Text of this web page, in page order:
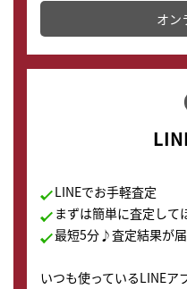
オン
LINEでお手軽査定
まずは簡単に査定して
最短5分♪査定結果が届
いつも使っているLINEア